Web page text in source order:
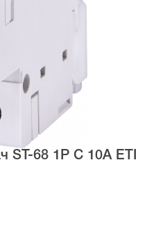
ST-68 1P C 10A ETI